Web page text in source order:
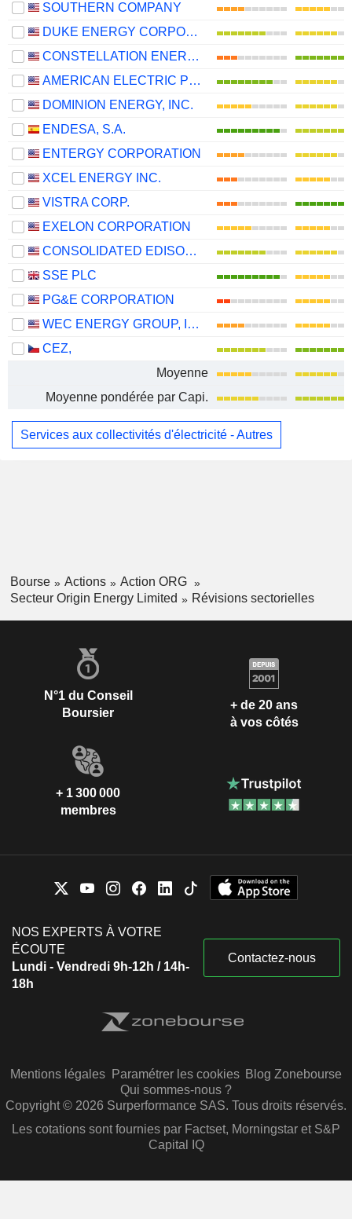
SOUTHERN COMPANY
DUKE ENERGY CORPORATION
CONSTELLATION ENERGY CORPORATION
AMERICAN ELECTRIC POWER COMPANY, INC.
DOMINION ENERGY, INC.
ENDESA, S.A.
ENTERGY CORPORATION
XCEL ENERGY INC.
VISTRA CORP.
EXELON CORPORATION
CONSOLIDATED EDISON, INC.
SSE PLC
PG&E CORPORATION
WEC ENERGY GROUP, INC.
CEZ,
Moyenne
Moyenne pondérée par Capi.
Services aux collectivités d'électricité - Autres
Bourse Actions
Action ORG
Secteur Origin Energy Limited
Révisions sectorielles
N°1 du Conseil
Boursier
+ de 20 ans
à vos côtés
+ 1 300 000
membres
NOS EXPERTS À VOTRE
ÉCOUTE
Lundi - Vendredi 9h-12h / 14h-
18h
Contactez-nous
Mentions légales Paramétrer les cookies Blog Zonebourse
Qui sommes-nous ?
Copyright © 2026 Surperformance SAS. Tous droits réservés.
Les cotations sont fournies par Factset, Morningstar et S&P
Capital IQ